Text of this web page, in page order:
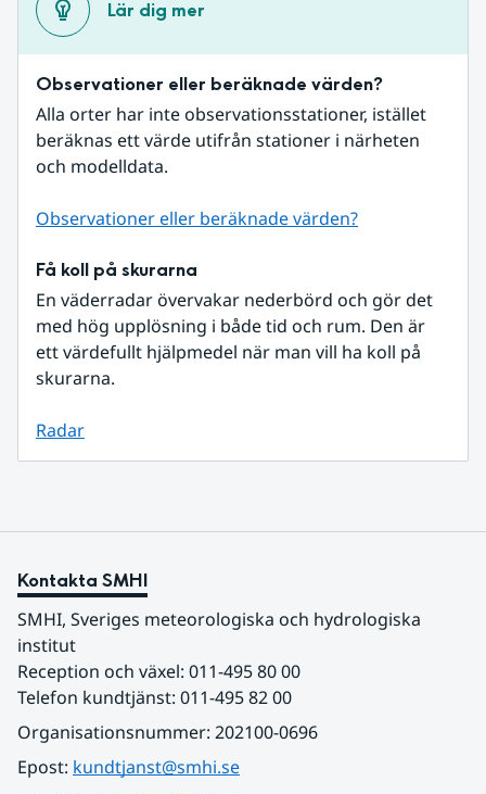
Lär dig mer
Observationer eller beräknade värden?
Alla orter har inte observationsstationer, istället
beräknas ett värde utifrån stationer i närheten
och modelldata.
Observationer eller beräknade värden?
Få koll på skurarna
En väderradar övervakar nederbörd och gör det
med hög upplösning i både tid och rum. Den är
ett värdefullt hjälpmedel när man vill ha koll på
skurarna.
Radar
Kontakta SMHI
SMHI, Sveriges meteorologiska och hydrologiska
institut
Reception och växel: 011-495 80 00
Telefon kundtjänst: 011-495 82 00
Organisationsnummer: 202100-0696
Epost: kundtjanst@smhi.se